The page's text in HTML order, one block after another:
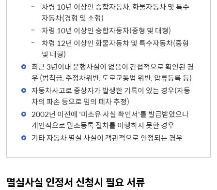
차령 10년 이상인 승합자동차, 화물자동차 및 특수
자동차(경형 및 소형)
차령 10년 이상인 승합자동차(중형 및 대형)
차령 12년 이상인 화물자동차 및 특수자동차(중형
및 대형)
최근 3년이내 운행사실이 없음이 간접적으로 확인된 경
우 (범칙금, 주정차위반, 도로교통법 위반, 압류등록 등)
자동차사고로 중상자가 발생한 기록이 있는 경우(자동
차의 파손 등으로 임의 폐차 추정)
2002년 이전에 '미소유 사실 확인서'를 발급받았으나
개인적으로 말소등록 절차를 이행하지 못한 경우
기타 자동차 멸실 사실이 객관적으로 인정되는 경우
멸실사실 인정서 신청시 필요 서류